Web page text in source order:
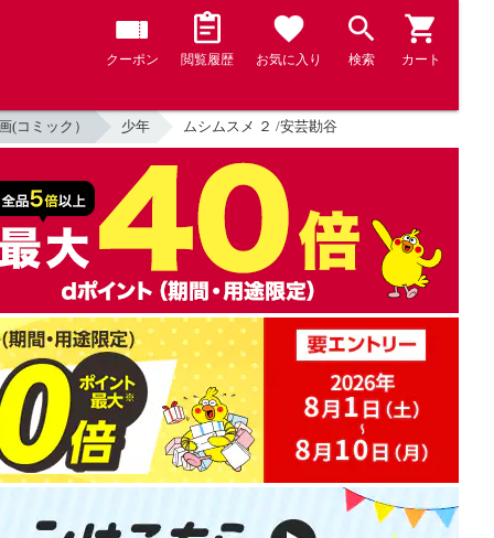
クーポン 閲覧履歴 お気に入り 検索 カート
(コミック） 少年 ムシムスメ ２ /安芸勘谷